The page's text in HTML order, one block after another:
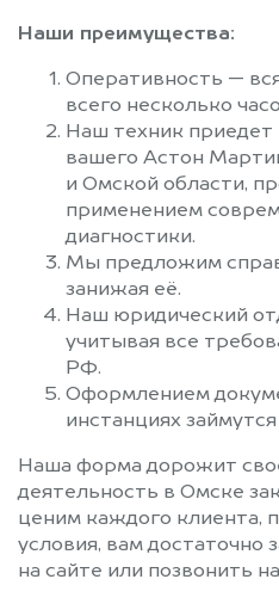
Наши преимущества:
Оперативность —
всего несколько
Наш техник приедет
вашего Астон
и Омской области,
применением
диагностики.
Мы предложим
занижая её.
Наш юридический
учитывая все
РФ.
Оформлением
инстанциях
Наша форма дорожит
деятельность в Омске
ценим каждого клиента,
условия, вам достаточно
на сайте или позвонить